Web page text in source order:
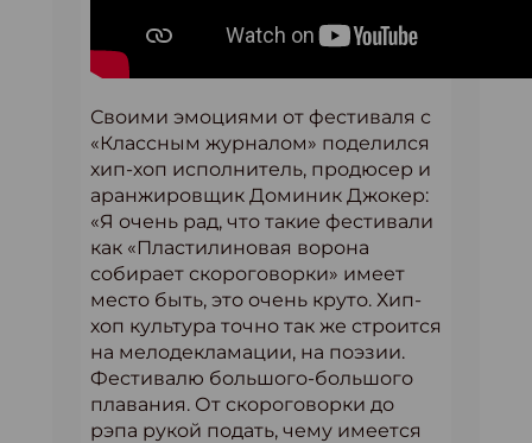
Своими эмоциями от фестиваля с
«Классным журналом» поделился
хип-хоп исполнитель, продюсер и
аранжировщик Доминик Джокер:
«Я очень рад, что такие фестивали
как «Пластилиновая ворона
собирает скороговорки» имеет
место быть, это очень круто. Хип-
хоп культура точно так же строится
на мелодекламации, на поэзии.
Фестивалю большого-большого
плавания. От скороговорки до
рэпа рукой подать, чему имеется